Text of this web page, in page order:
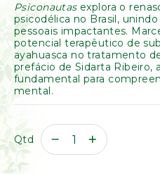
Incensários
Difusores
Aromáticos
Difusores
Elétricos
Livros
Ofertas
Banho
de
Psiconautasexplora o
psicodélica no Brasil,
pessoais impactantes.
potencial terapêutico de
ayahuasca no tratamento
prefácio de Sidarta Ribeiro,
fundamental para
mental.
Qtd